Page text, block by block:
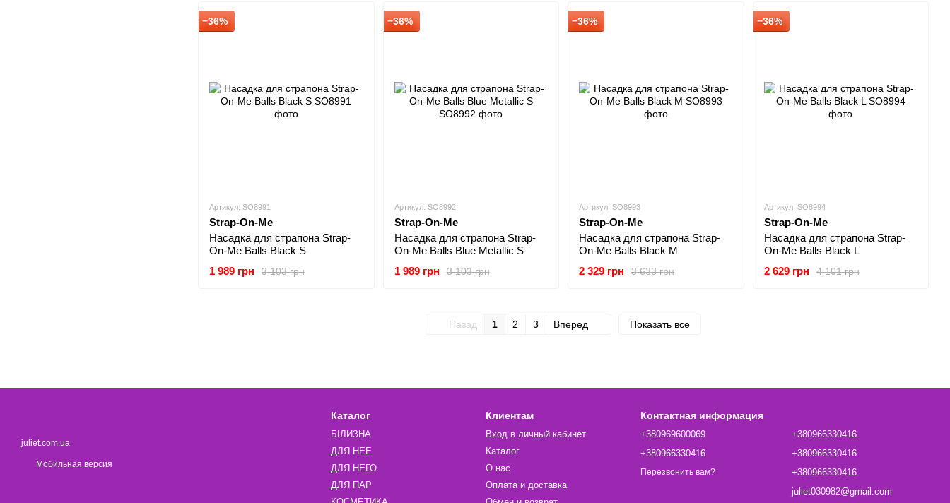
−36%
Артикул: SO8991
Strap-On-Me
Насадка для страпона Strap-
On-Me Balls Black S
3 103 грн
1 989 грн
−36%
Артикул: SO8992
Strap-On-Me
Насадка для страпона Strap-
On-Me Balls Blue Metallic S
3 103 грн
1 989 грн
−36%
Артикул: SO8993
Strap-On-Me
Насадка для страпона Strap-
On-Me Balls Black M
3 633 грн
2 329 грн
−36%
Артикул: SO8994
Strap-On-Me
Насадка для страпона Strap-
On-Me Balls Black L
4 101 грн
2 629 грн
Назад 1 2 3 Вперед Показать все
juliet.com.ua
Мобильная версия
Каталог
БІЛИЗНА
ДЛЯ НЕЕ
ДЛЯ НЕГО
ДЛЯ ПАР
Клиентам
Вход в личный кабинет
Каталог
О нас
Оплата и доставка
Контактная информация
+380969600069
+380966330416
Перезвонить вам?
+380966330416
+380966330416
+380966330416
juliet030982@gmail.com